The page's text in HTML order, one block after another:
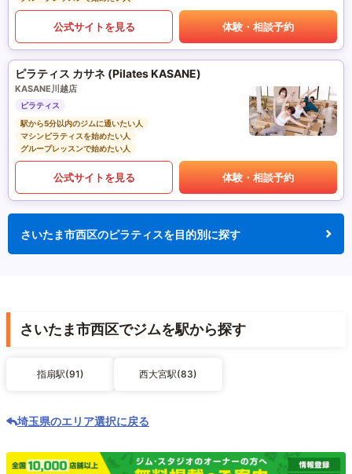
公式サイトを見る 体験・相談予約
ピラティス カサネ (Pilates KASANE)
KASANE川越店
ピラティス
駅から5分以内のジムに通いたい人
マシンピラティスを始めたい人
グループレッスンで始めたい人
公式サイトを見る 体験・相談予約
さいたま市西区のピラティスを目的別に探す
さいたま市西区でジムを駅から探す
指扇駅(91) 西大宮駅(83)
埼玉県のエリア選択に戻る